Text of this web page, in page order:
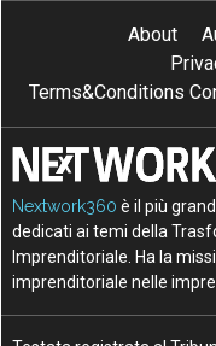
About
Terms&Conditions
Nextwork360 è il più
dedicati ai temi della
Imprenditoriale. Ha la
imprenditoriale nelle